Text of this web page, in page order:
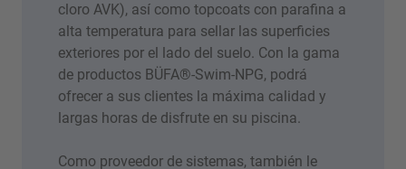
cloro AVK), así como topcoats con parafina a
alta temperatura para sellar las superficies
exteriores por el lado del suelo. Con la gama
de productos BÜFA®-Swim-NPG, podrá
ofrecer a sus clientes la máxima calidad y
largas horas de disfrute en su piscina.
Como proveedor de sistemas, también le